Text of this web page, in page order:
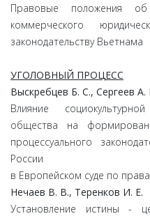
Правовые положения об
коммерческого
законодательству Вьетнама
УГОЛОВНЫЙ ПРОЦЕСС
Выскребцев Б. С., Сергеев А.
Влияние
общества на
процессуального
России
в Европейском суде по
Нечаев В. В., Теренков И. Е.
Установление истины -